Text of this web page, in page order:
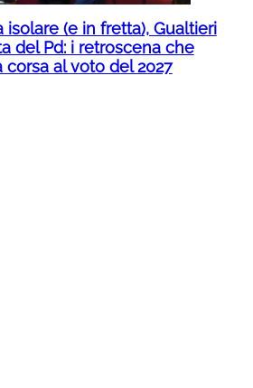
isolare (e in fretta), Gualtieri
del Pd: i retroscena che
al voto del 2027